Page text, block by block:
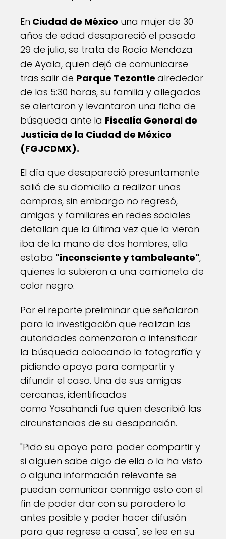
En Ciudad de México una mujer de 30
años de edad desapareció el pasado
29 de julio, se trata de Rocío Mendoza
de Ayala, quien dejó de comunicarse
tras salir de Parque Tezontle alrededor
de las 5:30 horas, su familia y allegados
se alertaron y levantaron una ficha de
búsqueda ante la Fiscalía General de
Justicia de la Ciudad de México
(FGJCDMX).
El día que desapareció presuntamente
salió de su domicilio a realizar unas
compras, sin embargo no regresó,
amigas y familiares en redes sociales
detallan que la última vez que la vieron
iba de la mano de dos hombres, ella
estaba "inconsciente y tambaleante",
quienes la subieron a una camioneta de
color negro.
Por el reporte preliminar que señalaron
para la investigación que realizan las
autoridades comenzaron a intensificar
la búsqueda colocando la fotografía y
pidiendo apoyo para compartir y
difundir el caso. Una de sus amigas
cercanas, identificadas
como Yosahandi fue quien describió las
circunstancias de su desaparición.
"Pido su apoyo para poder compartir y
si alguien sabe algo de ella o la ha visto
o alguna información relevante se
puedan comunicar conmigo esto con el
fin de poder dar con su paradero lo
antes posible y poder hacer difusión
para que regrese a casa", se lee en su